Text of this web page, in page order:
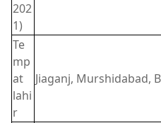
202
1)
Te
mp
at
lahi
r
Jiaganj, Murshidabad,